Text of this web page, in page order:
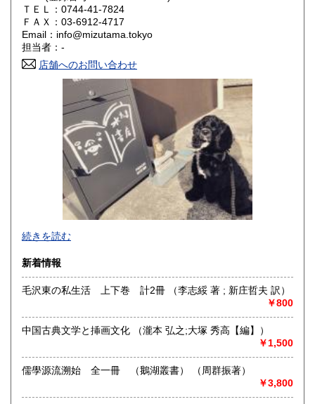
山口県 600円
香川県 600円
高知県 600円
600円
600円 大分県
600円 鹿児島県
600円
ＴＥＬ：0744-41-7824
ＦＡＸ：03-6912-4717
Email：info@mizutama.tokyo
担当者：-
店舗へのお問い合わせ
続きを読む
新着情報
毛沢東の私生活 上下巻 計2冊 （李志綏 著 ; 新庄哲夫 訳）
￥800
中国古典文学と挿画文化 （瀧本 弘之;大塚 秀高【編】）
￥1,500
儒學源流溯始 全一冊 （鵝湖叢書） （周群振著）
￥3,800